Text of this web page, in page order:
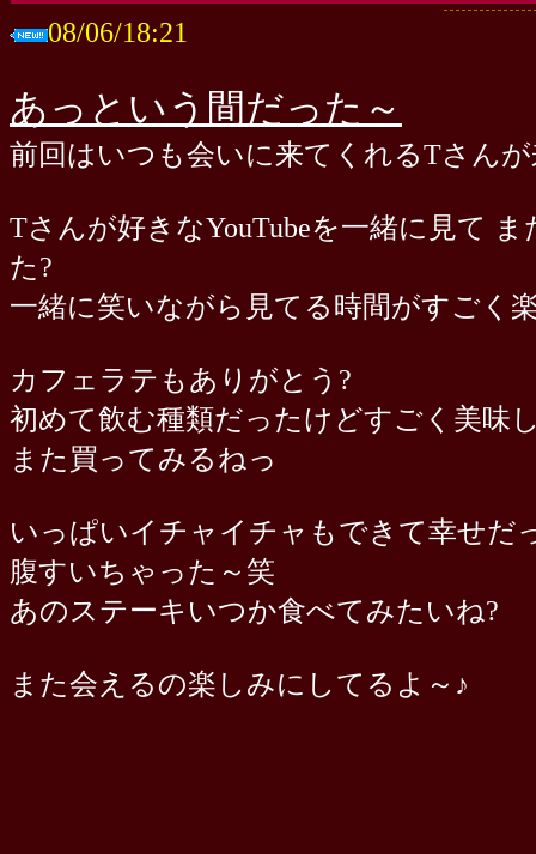
08/06/18:21
あっという間だった～
前回はいつも会いに来てくれるTさん
Tさんが好きなYouTubeを一緒に見て
た?
一緒に笑いながら見てる時間がすごく
カフェラテもありがとう?
初めて飲む種類だったけどすごく美味
また買ってみるねっ
いっぱいイチャイチャもできて幸せだ
腹すいちゃった～笑
あのステーキいつか食べてみたいね?
また会えるの楽しみにしてるよ～♪